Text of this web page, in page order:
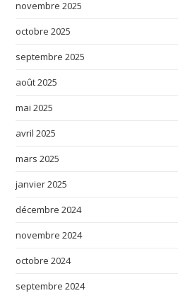
novembre 2025
octobre 2025
septembre 2025
août 2025
mai 2025
avril 2025
mars 2025
janvier 2025
décembre 2024
novembre 2024
octobre 2024
septembre 2024